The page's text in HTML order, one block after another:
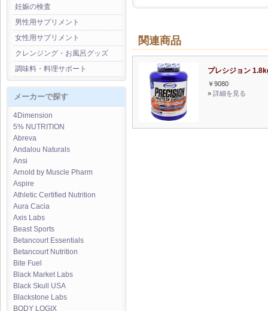
妊娠の検査
男性用サプリメント
女性用サプリメント
クレンジング・お風呂グッズ
調味料・料理サポート
メーカーで探す
4Dimension
5% NUTRITION
Abreva
Andalou Naturals
Ansi
Arnold by Muscle Pharm
Aspire
Athletic Certified Nutrition
Aura Cacia
Axis Labs
Beast Sports
Betancourt Essentials
Betancourt Nutrition
Bite Fuel
Black Market Labs
Black Skull USA
Blackstone Labs
BODY LOGIX
関連商品
プレシジョン
￥9080
» 詳細を見る